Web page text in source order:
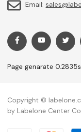
Email:
Page genarate 0.2835s
Copyright ©
by Labelone Center